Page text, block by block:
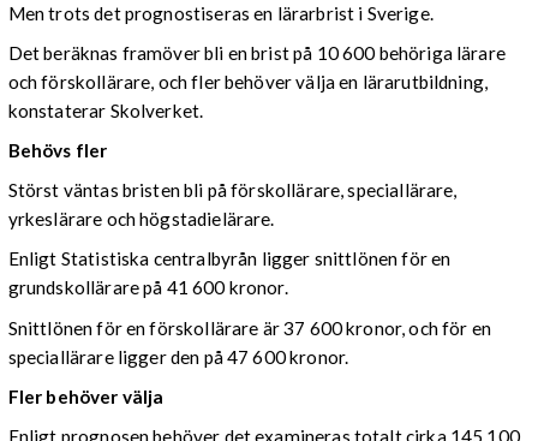
Men trots det prognostiseras en lärarbrist i Sverige.
Det beräknas framöver bli en brist på 10 600 behöriga lärare
och förskollärare, och fler behöver välja en lärarutbildning,
konstaterar Skolverket.
Behövs fler
Störst väntas bristen bli på förskollärare, speciallärare,
yrkeslärare och högstadielärare.
Enligt Statistiska centralbyrån ligger snittlönen för en
grundskollärare på 41 600 kronor.
Snittlönen för en förskollärare är 37 600 kronor, och för en
speciallärare ligger den på 47 600 kronor.
Fler behöver välja
Enligt prognosen behöver det examineras totalt cirka 145 100